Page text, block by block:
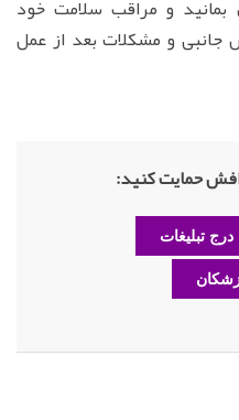
و مراقب سلامت خود
جانبی و مشکلات بعد از عمل
حمایت کنید:
درج تبلیغات